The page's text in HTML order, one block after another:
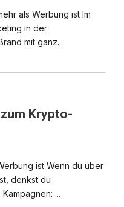
als Werbung ist Im
in der
mit ganz...
Krypto-
ist Wenn du über
denkst du
...